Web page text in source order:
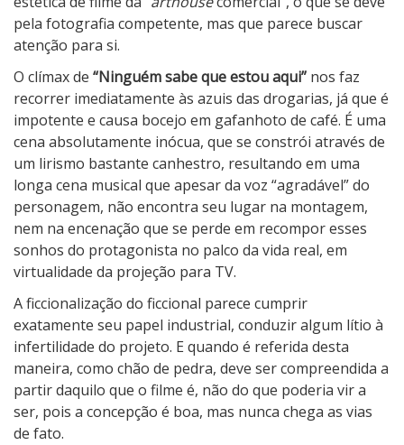
pela fotografia competente, mas que parece buscar
atenção para si.
O clímax de “Ninguém sabe que estou aqui” nos faz
recorrer imediatamente às azuis das drogarias, já que é
impotente e causa bocejo em gafanhoto de café. É uma
cena absolutamente inócua, que se constrói através de
um lirismo bastante canhestro, resultando em uma
longa cena musical que apesar da voz “agradável” do
personagem, não encontra seu lugar na montagem,
nem na encenação que se perde em recompor esses
sonhos do protagonista no palco da vida real, em
virtualidade da projeção para TV.
A ficcionalização do ficcional parece cumprir
exatamente seu papel industrial, conduzir algum lítio à
infertilidade do projeto. E quando é referida desta
maneira, como chão de pedra, deve ser compreendida a
partir daquilo que o filme é, não do que poderia vir a
ser, pois a concepção é boa, mas nunca chega as vias
de fato.